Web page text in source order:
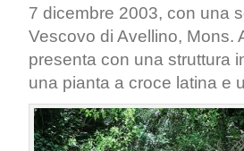
7 dicembre 2003, con una
Vescovo di Avellino, Mons.
presenta con una struttura
una pianta a croce latina e